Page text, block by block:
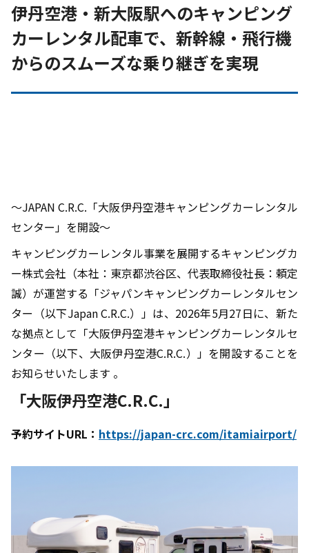
伊丹空港・新大阪駅へのキャンピング
カーレンタル配車で、新幹線・飛行機
からのスムーズな乗り継ぎを実現
～JAPAN C.R.C.「大阪伊丹空港キャンピングカーレンタル
センター」を開設～
キャンピングカーレンタル事業を展開するキャンピングカ
ー株式会社（本社：東京都渋谷区、代表取締役社長：頼定
誠）が運営する「ジャパンキャンピングカーレンタルセン
ター（以下Japan C.R.C.）」は、2026年5月27日に、新た
な拠点として「大阪伊丹空港キャンピングカーレンタルセ
ンター（以下、大阪伊丹空港C.R.C.）」を開設することを
お知らせいたします 。
「大阪伊丹空港C.R.C.」
予約サイトURL： https://japan-crc.com/itamiairport/